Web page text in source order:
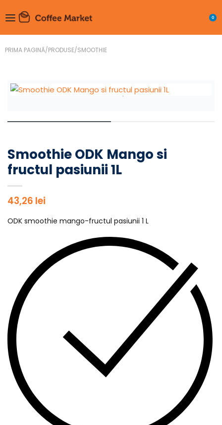
0
PRIMA PAGINĂ/PRODUSE/SMOOTHIE
Smoothie ODK Mango si
fructul pasiunii 1L
43,26 lei
ODK smoothie mango-fructul pasiunii 1 L